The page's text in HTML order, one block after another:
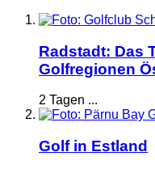
Radstadt: Das
Golfregionen
2 Tagen ...
Golf in Estland